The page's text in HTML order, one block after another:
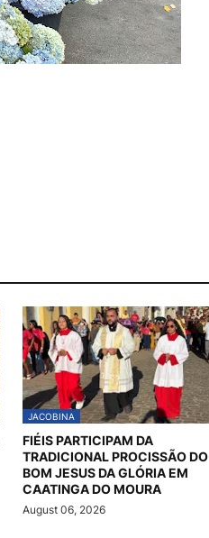
JACOBINA
FIÉIS PARTICIPAM DA
TRADICIONAL PROCISSÃO DO
BOM JESUS DA GLÓRIA EM
CAATINGA DO MOURA
August 06, 2026